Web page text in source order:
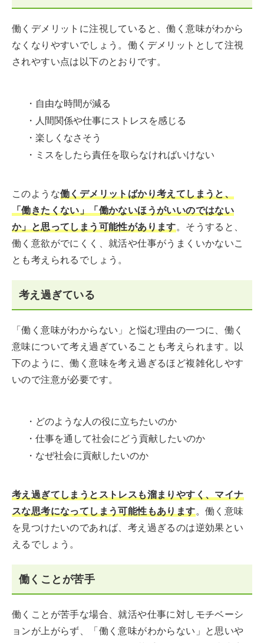
働くデメリットに注視していると、働く意味がわから
なくなりやすいでしょう。働くデメリットとして注視
されやすい点は以下のとおりです。
・自由な時間が減る
・人間関係や仕事にストレスを感じる
・楽しくなさそう
・ミスをしたら責任を取らなければいけない
このような働くデメリットばかり考えてしまうと、
「働きたくない」「働かないほうがいいのではない
か」と思ってしまう可能性があります。そうすると、
働く意欲がでにくく、就活や仕事がうまくいかないこ
とも考えられるでしょう。
考え過ぎている
「働く意味がわからない」と悩む理由の一つに、働く
意味について考え過ぎていることも考えられます。以
下のように、働く意味を考え過ぎるほど複雑化しやす
いので注意が必要です。
・どのような人の役に立ちたいのか
・仕事を通して社会にどう貢献したいのか
・なぜ社会に貢献したいのか
考え過ぎてしまうとストレスも溜まりやすく、マイナ
スな思考になってしまう可能性もあります。働く意味
を見つけたいのであれば、考え過ぎるのは逆効果とい
えるでしょう。
働くことが苦手
働くことが苦手な場合、就活や仕事に対しモチベーシ
ョンが上がらず、「働く意味がわからない」と思いや